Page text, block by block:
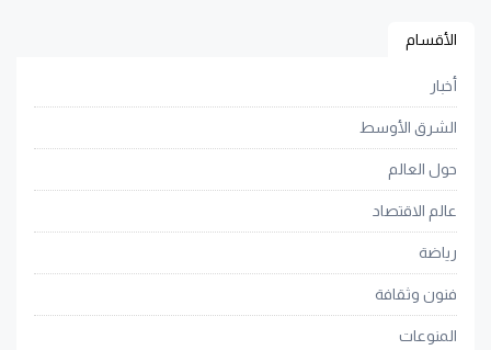
الأقسام
أخبار
الشرق الأوسط
حول العالم
عالم الاقتصاد
رياضة
فنون وثقافة
المنوعات